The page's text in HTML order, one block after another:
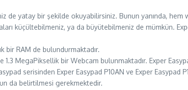
de yatay bir şekilde okuyabilirsiniz. Bunun yanında, hem
küçültebilmeniz, ya da büyütebilmeniz de mümkün.
bir RAM de bulundurmaktadır.
MegaPiksellik bir Webcam bulunmaktadır. Exper
serisinden Exper Easypad P10AN ve Exper Easypad
da belirtilmesi gerekmektedir.